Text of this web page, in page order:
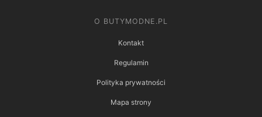
O BUTYMODNE.PL
Kontakt
Regulamin
Polityka prywatności
Mapa strony